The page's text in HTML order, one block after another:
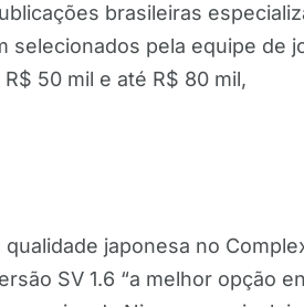
brasileiras
selecionados pela equipe de
50 mil e até R$ 80 mil,
japonesa no
SV 1.6 “a melhor opção